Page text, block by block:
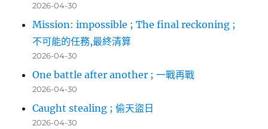
2026-04-30
Mission: impossible ; The final reckoning ;
不可能的任務,最終清算
2026-04-30
One battle after another ; 一戰再戰
2026-04-30
Caught stealing ; 偷天盜日
2026-04-30